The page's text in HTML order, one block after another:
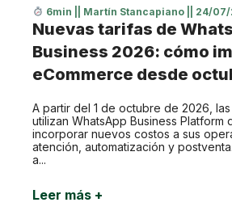
6min Martín Stancapiano 24/
Nuevas tarifas de
Business 2026: cómo
eCommerce desde
A partir del 1 de octubre de 2026,
utilizan WhatsApp Business Platform
incorporar nuevos costos a sus
atención, automatización y
a...
Leer más +